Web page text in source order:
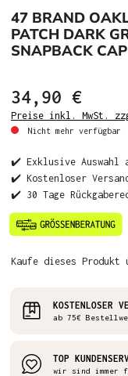
47 BRAND
PATCH DARK
SNAPBACK CAP
34,90 €
Preise inkl. MwSt.
Nicht mehr verfügbar
✔️ Exklusive Auswahl
✔️ Kostenloser
✔️ 30 Tage
Kaufe dieses Produkt
KOSTENLOSER
ab 75€
TOP
wir sind immer